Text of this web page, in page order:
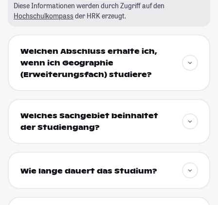
Diese Informationen werden durch Zugriff auf den
Hochschulkompass der HRK erzeugt.
Welchen Abschluss erhalte ich,
wenn ich Geographie
(Erweiterungsfach) studiere?
Welches Sachgebiet beinhaltet
der Studiengang?
Wie lange dauert das Studium?